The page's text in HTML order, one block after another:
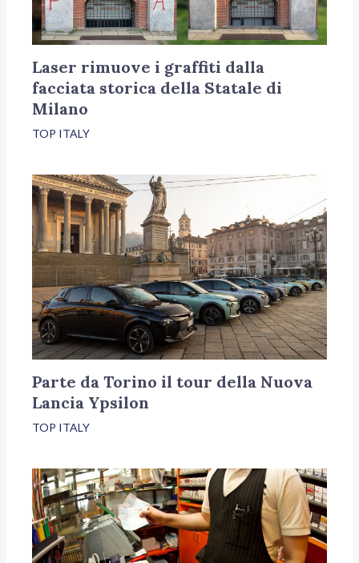
Laser rimuove i graffiti dalla
facciata storica della Statale di
Milano
TOP ITALY
Parte da Torino il tour della Nuova
Lancia Ypsilon
TOP ITALY